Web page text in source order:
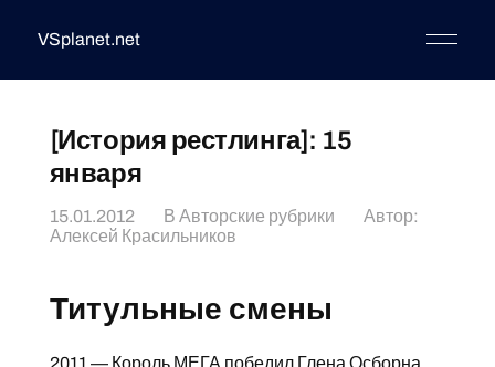
VSplanet.net
[История рестлинга]: 15
января
15.01.2012 В Авторские рубрики
Автор:
Алексей Красильников
Титульные смены
2011 — Король МЕГА победил Глена Осборна,